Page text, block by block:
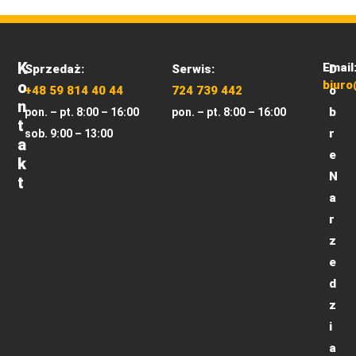
K
O
N
T
A
K
T
Sprzedaż:
+48 59 814 40 44
pon. – pt. 8:00 – 16:00
sob. 9:00 – 13:00
Serwis:
724 739 442
pon. – pt. 8:00 – 16:00
Email:
D
o
b
r
e
N
a
r
z
e
d
z
i
a